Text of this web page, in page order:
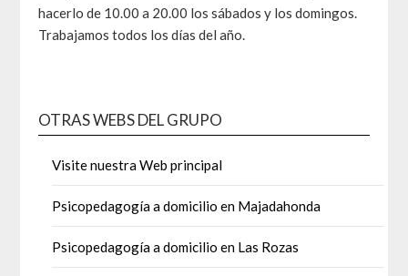
hacerlo de 10.00 a 20.00 los sábados y los domingos.
Trabajamos todos los días del año.
OTRAS WEBS DEL GRUPO
Visite nuestra Web principal
Psicopedagogía a domicilio en Majadahonda
Psicopedagogía a domicilio en Las Rozas